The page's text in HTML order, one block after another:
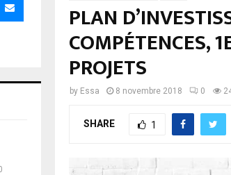
PLAN
COMPÉTENCES,
PROJETS
by Essa 8 novembre 2018 0
SHARE 1